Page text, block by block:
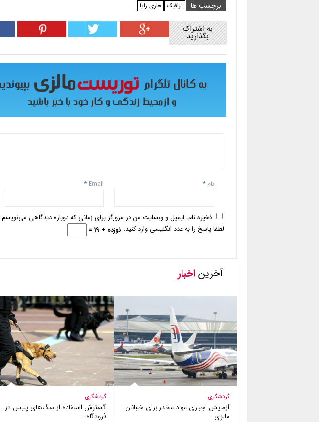
برچسب ها
ترافیک هاری رایا
به اشتراک
بگذارید
نام *
Email
*
ذخیره نام، ایمیل و وبسایت من در مرورگر برای زمانی که دوباره دیدگاهی می‌نویسم.
لطفا پاسخ را به عدد انگلیسی وارد کنید: نوزده + 19 =
آخریناخبار
گردشگری
آزمایش اجباری مواد مخدر برای خلبانان
مالزی…
گردشگری
گسترش استفاده از سگ‌های پلیس در
فرودگاه…